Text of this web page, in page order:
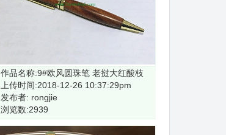
作品名称:9#欧风圆珠笔 老挝大红酸枝
上传时间:2018-12-26 10:37:29pm
发布者: rongjie
浏览数:2939